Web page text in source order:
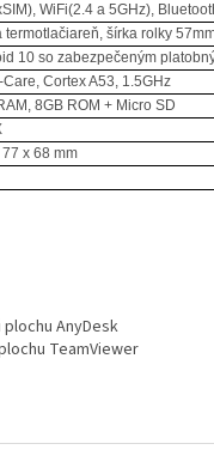
WiFi(2.4 a 5GHz),
termotlačiareň, šírka rolky
10 so zabezpečeným
Cortex A53, 1.5GHz
8GB ROM + Micro SD
x 68 mm
AnyDesk
TeamViewer